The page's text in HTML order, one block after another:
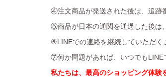
④注文商品が発送された後は、追跡
⑤商品が日本の通関を通過した後は
⑥LINEでの連絡を継続していただく
⑦何か問題があれば、いつでもLINE
私たちは、最高のショッピング体験